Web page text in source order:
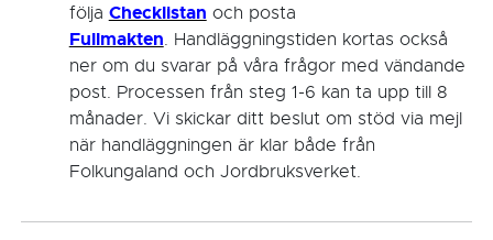
följa Checklistan och posta
Fullmakten. Handläggningstiden kortas också
ner om du svarar på våra frågor med vändande
post. Processen från steg 1-6 kan ta upp till 8
månader. Vi skickar ditt beslut om stöd via mejl
när handläggningen är klar både från
Folkungaland och Jordbruksverket.